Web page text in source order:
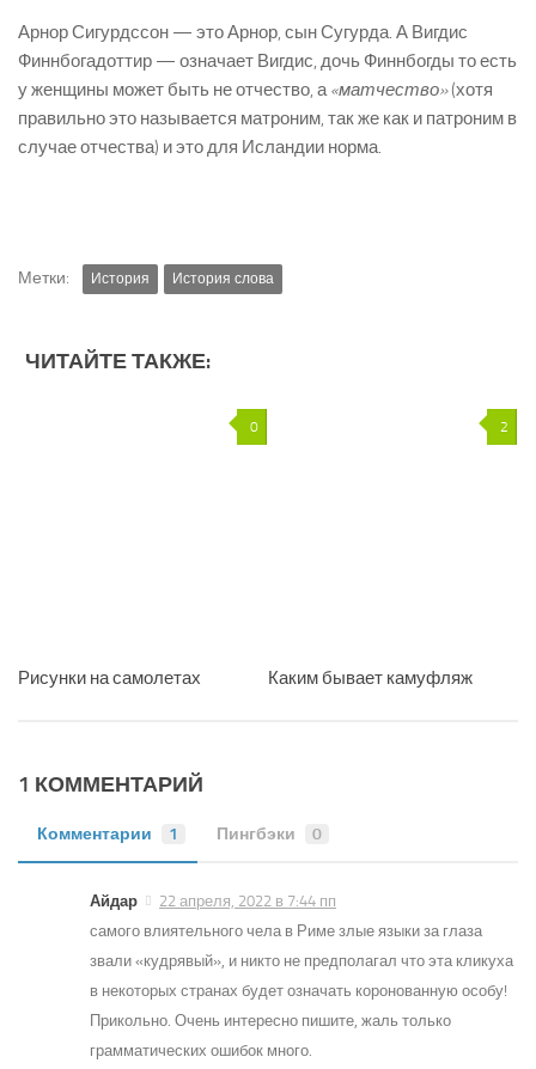
Арнор Сигурдссон — это Арнор, сын Сугурда. А Вигдис
Финнбогадоттир — означает Вигдис, дочь Финнбогды то есть
у женщины может быть не отчество, а«матчество»(хотя
правильно это называется матроним, так же как и патроним в
случае отчества) и это для Исландии норма.
Метки: История История слова
ЧИТАЙТЕ ТАКЖЕ:
0
Рисунки на самолетах
2
Каким бывает камуфляж
1 КОММЕНТАРИЙ
Комментарии 1 Пингбэки 0
Айдар
22 апреля, 2022 в 7:44 пп
самого влиятельного чела в Риме злые языки за глаза
звали «кудрявый», и никто не предполагал что эта кликуха
в некоторых странах будет означать коронованную особу!
Прикольно. Очень интересно пишите, жаль только
грамматических ошибок много.